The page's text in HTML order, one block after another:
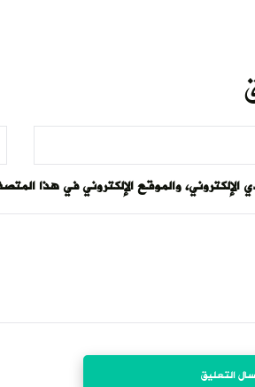
والموقع الإلكتروني في هذا